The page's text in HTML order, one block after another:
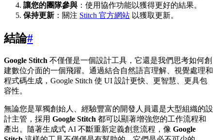
讓您的團隊參與 ：使用協作功能以獲得更好的結果。
保持更新 ：關注 Stitch 官方網站 以獲取更新。
結論#
Google Stitch 不僅僅是一個設計工具，它還是我們思考如何創
建數位介面的一個飛躍。通過結合自然語言理解、視覺處理和
程式碼生成，Google Stitch 使 UI 設計更快、更智慧、更具包
容性。
無論您是單獨創始人、經驗豐富的開發人員還是大型組織的設
計主管，採用 Google Stitch 都可以顯著增強您的工作流程和
產出。隨著生成式 AI 不斷重新定義創意流程，像 Google